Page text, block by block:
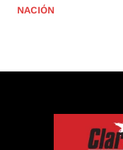
NACIÓN